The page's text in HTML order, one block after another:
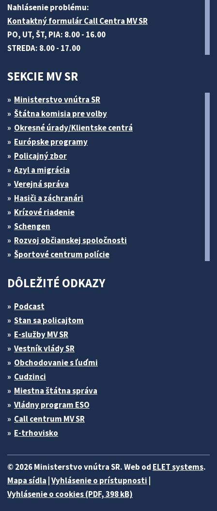
Nahlásenie problému:
Kontaktný formulár Call Centra MV SR
PO, UT, ŠT, PIA: 8.00 - 16.00
STREDA: 8.00 - 17.00
SEKCIE MV SR
Ministerstvo vnútra SR
Štátna komisia pre volby
Okresné úrady/Klientske centrá
Európske programy
Policajný zbor
Azyl a migrácia
Verejná správa
Hasiči a záchranári
Krízové riadenie
Schengen
Rozvoj občianskej spoločnosti
Športové centrum polície
DÔLEŽITÉ ODKAZY
Podcast
Stan sa policajtom
E-služby MV SR
Vestník vlády SR
Obchodovanie s ľuďmi
Cudzinci
Miestna štátna správa
Vládny program ESO
Call centrum MV SR
E-trhovisko
© 2026 Ministerstvo vnútra SR. Web od ELET systems.
Mapa sídla Vyhlásenie o prístupnosti
Vyhlásenie o cookies (PDF, 398 kB)